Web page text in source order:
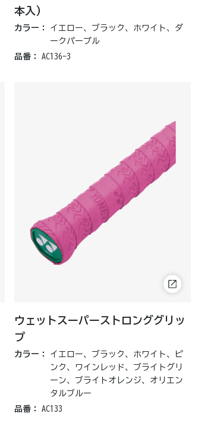
本入)
カラー：
イエロー、ブラック、ホワイト、ダ
ークパープル
品番：
AC136-3
ウェットスーパーストロンググリッ
プ
カラー：
イエロー、ブラック、ホワイト、ピ
ンク、ワインレッド、ブライトグリ
ーン、ブライトオレンジ、オリエン
タルブルー
品番：
AC133